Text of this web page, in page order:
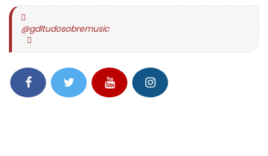
@gdltudosobremusic